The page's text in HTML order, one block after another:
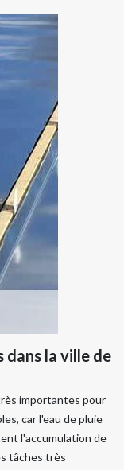
dans la ville de
importantes pour
car l'eau de pluie
l'accumulation de
tâches très